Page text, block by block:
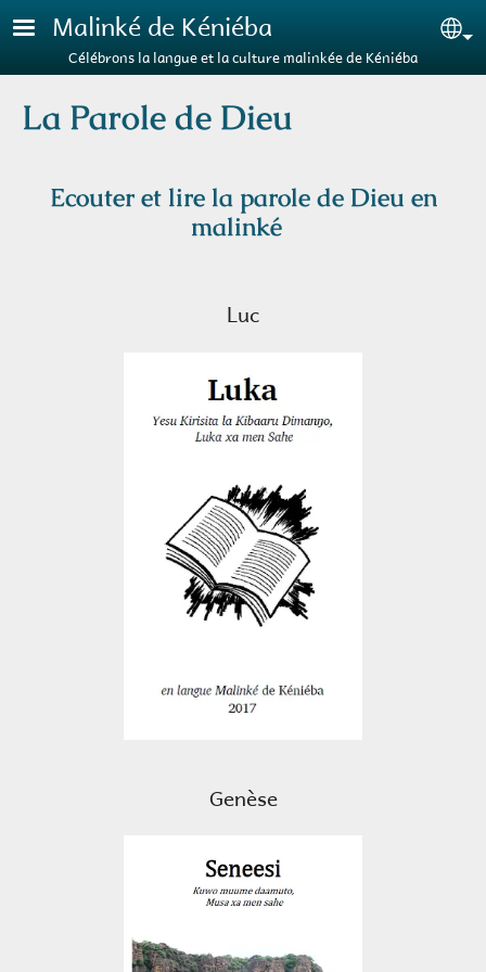
Aller au contenu principal
Malinké de Kéniéba
Célébrons la langue et la culture malinkée de Kéniéba
La Parole de Dieu
Ecouter et lire la parole de Dieu en
malinké
Luc
Genèse